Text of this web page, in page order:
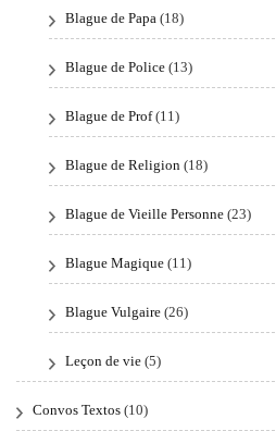
Blague de Papa (18)
Blague de Police (13)
Blague de Prof(11)
Blague de Religion (18)
Blague de Vieille Personne (23)
Blague Magique (11)
Blague Vulgaire (26)
Leçon de vie (5)
Convos Textos (10)